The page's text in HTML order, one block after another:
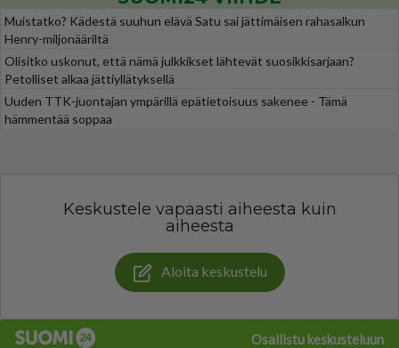
Muistatko? Kädestä suuhun elävä Satu sai jättimäisen rahasalkun
Henry-miljonääriltä
Olisitko uskonut, että nämä julkkikset lähtevät suosikkisarjaan?
Petolliset alkaa jättiyllätyksellä
Uuden TTK-juontajan ympärillä epätietoisuus sakenee - Tämä
hämmentää soppaa
Keskustele vapaasti aiheesta kuin
aiheesta
Aloita keskustelu
Osallistu keskusteluun